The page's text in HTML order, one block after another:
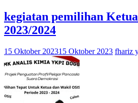
kegiatan pemilihan
2023/2024
15 Oktober 202315 Oktober 2023 fhariz